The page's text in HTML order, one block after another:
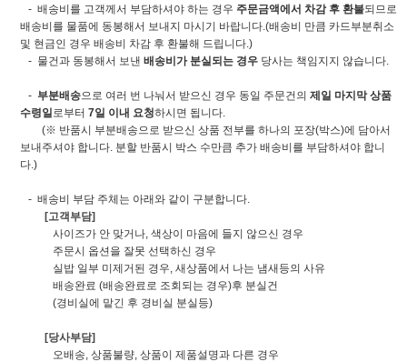
- 배송비를 고객께서 부담하셔야 하는 경우 주문금액에서 차감 후 환불되므로
배송비를 물품에 동봉해서 보내지 마시기 바랍니다.(배송비 만큼 카드부분취소
및 현금인 경우 배송비 차감 후 환불해 드립니다.)
- 물건과 동봉해서 보낸 배송비가 분실되는 경우 당사는 책임지지 않습니다.
- 부분배송으로 여러 번 나눠서 받으신 경우 동일 주문건의 제일 마지막 상품
수령일 로부터 7일 이내 요청하시면 됩니다.
(※ 반품시 부분배송으로 받으신 상품 전부를 하나의 포장(박스)에 담아서
보내주셔야 합니다. 분할 반품시 박스 수만큼 추가 배송비를 부담하셔야 합니
다.)
- 배송비 부담 주체는 아래와 같이 구분합니다.
[고객부담]
사이즈가 안 맞거나, 색상이 마음에 들지 않으신 경우
주문시 옵션을 잘못 선택하신 경우
실밥 일부 미제거된 경우, 새상품에서 나는 냄새등의 사유
배송완료 (배송완료로 조회되는 경우)후 분실건
(경비실에 맡긴 후 경비실 분실등)
[당사부담]
오배송, 상품불량, 상품이 제품설명과 다른 경우